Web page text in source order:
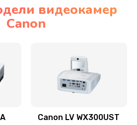
дисплея
кнопки
Заказать
видеокамер
Canon
Canon LV WX300UST